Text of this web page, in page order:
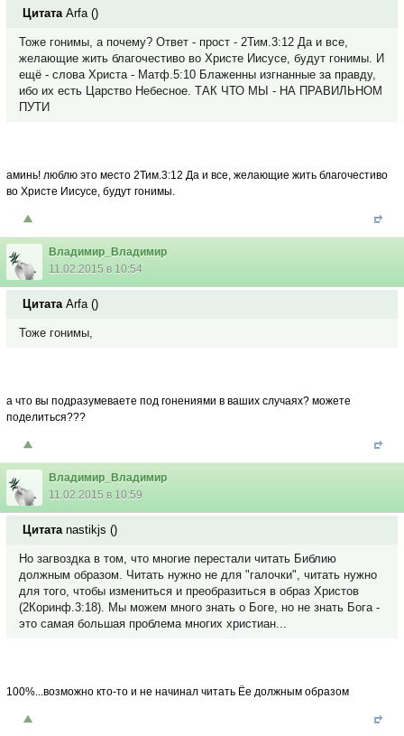
Цитата Arfa()
Тоже гонимы, а почему? Ответ - прост - 2Тим.3:12 Да и все,
желающие жить благочестиво во Христе Иисусе, будут гонимы. И
ещё - слова Христа - Матф.5:10 Блаженны изгнанные за правду,
ибо их есть Царство Небесное. ТАК ЧТО МЫ - НА ПРАВИЛЬНОМ
ПУТИ
аминь! люблю это место 2Тим.3:12 Да и все, желающие жить благочестиво
во Христе Иисусе, будут гонимы.
Владимир_Владимир
11.02.2015 в 10:54
Цитата Arfa()
Тоже гонимы,
а что вы подразумеваете под гонениями в ваших случаях? можете
поделиться???
Владимир_Владимир
11.02.2015 в 10:59
Цитата nastikjs ()
Но загвоздка в том, что многие перестали читать Библию
должным образом. Читать нужно не для "галочки", читать нужно
для того, чтобы измениться и преобразиться в образ Христов
(2Коринф.3:18). Мы можем много знать о Боге, но не знать Бога -
это самая большая проблема многих христиан...
100%...возможно кто-то и не начинал читать Ёе должным образом